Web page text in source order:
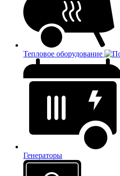
Тепловое оборудование
Генераторы